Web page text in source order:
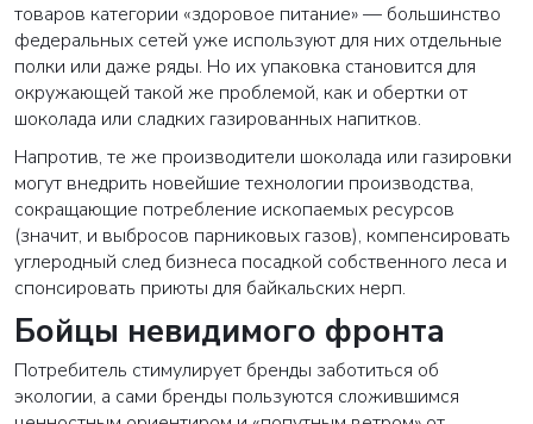
товаров категории «здоровое питание» — большинство
федеральных сетей уже используют для них отдельные
полки или даже ряды. Но их упаковка становится для
окружающей такой же проблемой, как и обертки от
шоколада или сладких газированных напитков.
Напротив, те же производители шоколада или газировки
могут внедрить новейшие технологии производства,
сокращающие потребление ископаемых ресурсов
(значит, и выбросов парниковых газов), компенсировать
углеродный след бизнеса посадкой собственного леса и
спонсировать приюты для байкальских нерп.
Бойцы невидимого фронта
Потребитель стимулирует бренды заботиться об
экологии, а сами бренды пользуются сложившимся